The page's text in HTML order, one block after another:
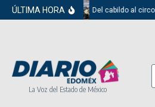
Saltar al contenido
ÚLTIMA HORA Del cabildo al
La Voz del Estado de México